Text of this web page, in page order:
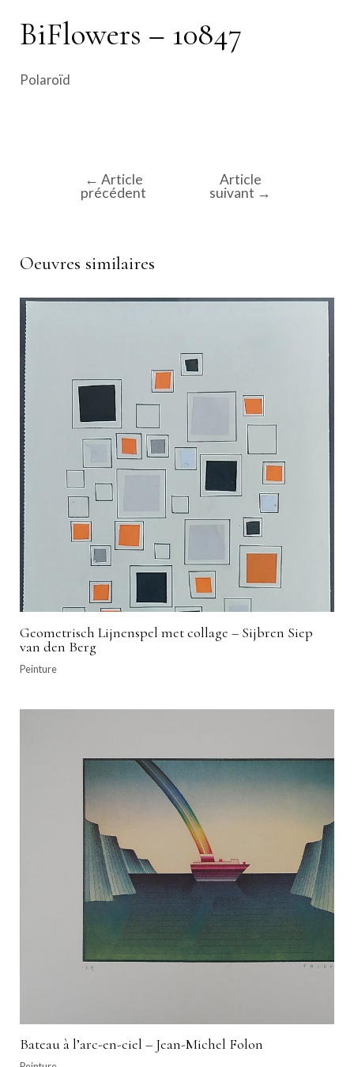
BiFlowers – 10847
Polaroïd
Navigation
← Article
précédent
Article
suivant →
Oeuvres similaires
Geometrisch Lijnenspel met collage – Sijbren Siep
van den Berg
Peinture
Bateau à l’arc-en-ciel – Jean-Michel Folon